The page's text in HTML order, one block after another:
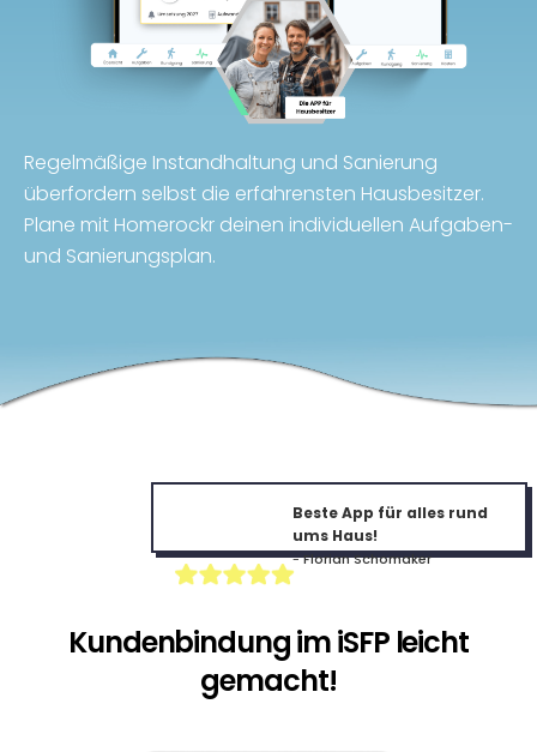
Regelmäßige Instandhaltung und Sanierung
überfordern selbst die erfahrensten Hausbesitzer.
Plane mit Homerockr deinen individuellen Aufgaben-
und Sanierungsplan.
Beste App für alles rund
ums Haus!
-Florian Schomaker
Kundenbindung im iSFP leicht
gemacht!